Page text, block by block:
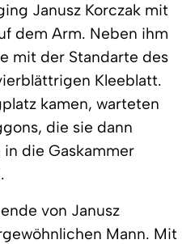
Janusz Korczak mit
dem Arm. Neben ihm
mit der Standarte des
Kleeblatt.
kamen, warteten
die sie dann
die Gaskammer
von Janusz
Mann. Mit